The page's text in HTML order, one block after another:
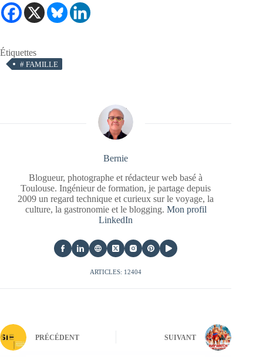
Étiquettes
# FAMILLE
Bernie
Blogueur, photographe et rédacteur web basé à
Toulouse. Ingénieur de formation, je partage depuis
2009 un regard technique et curieux sur le voyage, la
culture, la gastronomie et le blogging. Mon profil
LinkedIn
ARTICLES: 12404
PRÉCÉDENT SUIVANT